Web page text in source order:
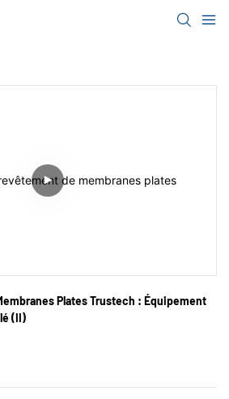
Plates Trustech : Équipement
(II)